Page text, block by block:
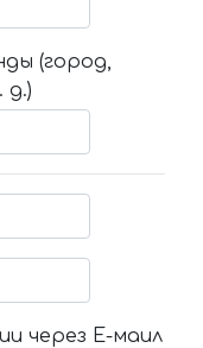
(город,
д.)
через Е-маил